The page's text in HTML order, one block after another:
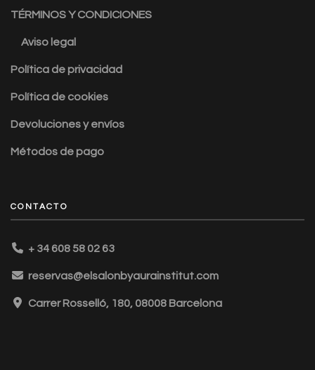
TÉRMINOS Y CONDICIONES
Aviso legal
Política de privacidad
Política de cookies
Devoluciones y envíos
Métodos de pago
CONTACTO
+ 34 608 58 02 63
reservas@elsalonbyaurainstitut.com
Carrer Rosselló, 180, 08008 Barcelona